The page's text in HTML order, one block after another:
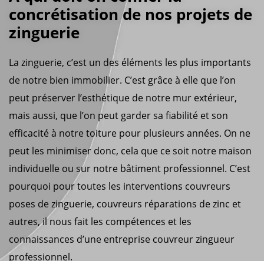
concrétisation de nos projets de
zinguerie
La zinguerie, c’est un des éléments les plus importants
de notre bien immobilier. C’est grâce à elle que l’on
peut préserver l’esthétique de notre mur extérieur,
mais aussi, que l’on peut garder sa fiabilité et son
efficacité à notre toiture pour plusieurs années. On ne
peut les minimiser donc, cela que ce soit notre maison
individuelle ou sur notre bâtiment professionnel. C’est
pourquoi pour toutes les interventions couvreurs
poses de zinguerie, couvreurs réparations de zinc et
autres, il nous fait les compétences et les
connaissances d’une entreprise couvreur zingueur
professionnel.